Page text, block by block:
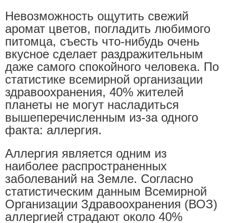
Невозможность ощутить свежий
аромат цветов, погладить любимого
питомца, съесть что-нибудь очень
вкусное сделает раздражительным
даже самого спокойного человека. По
статистике всемирной организации
здравоохранения, 40% жителей
планеты не могут насладиться
вышеперечисленным из-за одного
факта: аллергия.
Аллергия является одним из
наиболее распространенных
заболеваний на Земле. Согласно
статистическим данным Всемирной
Организации Здравоохранения (ВОЗ)
аллергией страдают около 40%